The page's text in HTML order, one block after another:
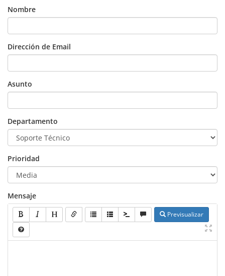
Nombre
Dirección de Email
Asunto
Departamento
Prioridad
Mensaje
Previsualizar